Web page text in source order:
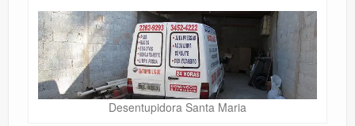
Desentupidora Santa Maria